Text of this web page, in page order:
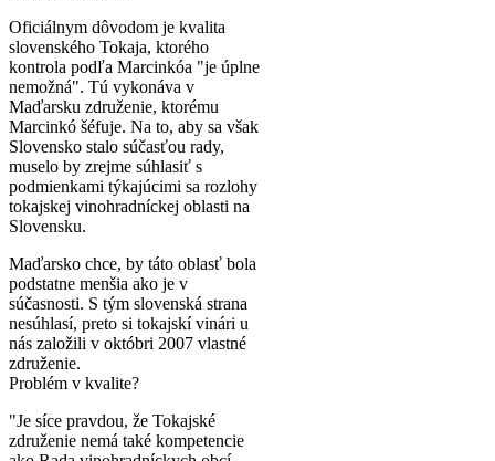
Oficiálnym dôvodom je kvalita
slovenského Tokaja, ktorého
kontrola podľa Marcinkóa "je úplne
nemožná". Tú vykonáva v
Maďarsku združenie, ktorému
Marcinkó šéfuje. Na to, aby sa však
Slovensko stalo súčasťou rady,
muselo by zrejme súhlasiť s
podmienkami týkajúcimi sa rozlohy
tokajskej vinohradníckej oblasti na
Slovensku.
Maďarsko chce, by táto oblasť bola
podstatne menšia ako je v
súčasnosti. S tým slovenská strana
nesúhlasí, preto si tokajskí vinári u
nás založili v októbri 2007 vlastné
združenie.
Problém v kvalite?
"Je síce pravdou, že Tokajské
združenie nemá také kompetencie